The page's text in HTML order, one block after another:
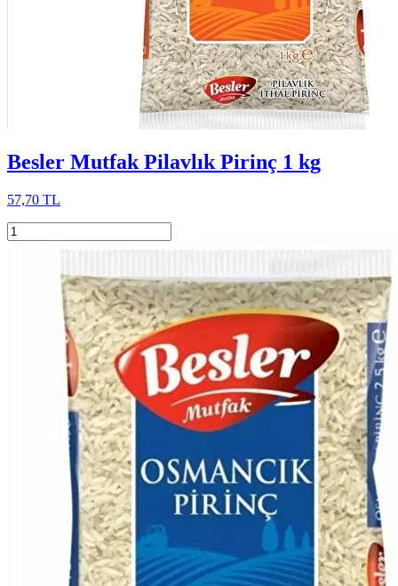
Besler Mutfak Pilavlık Pirinç 1 kg
57,70 TL